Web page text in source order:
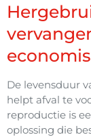
De levensduur
helpt afval te
reproductie is
oplossing die